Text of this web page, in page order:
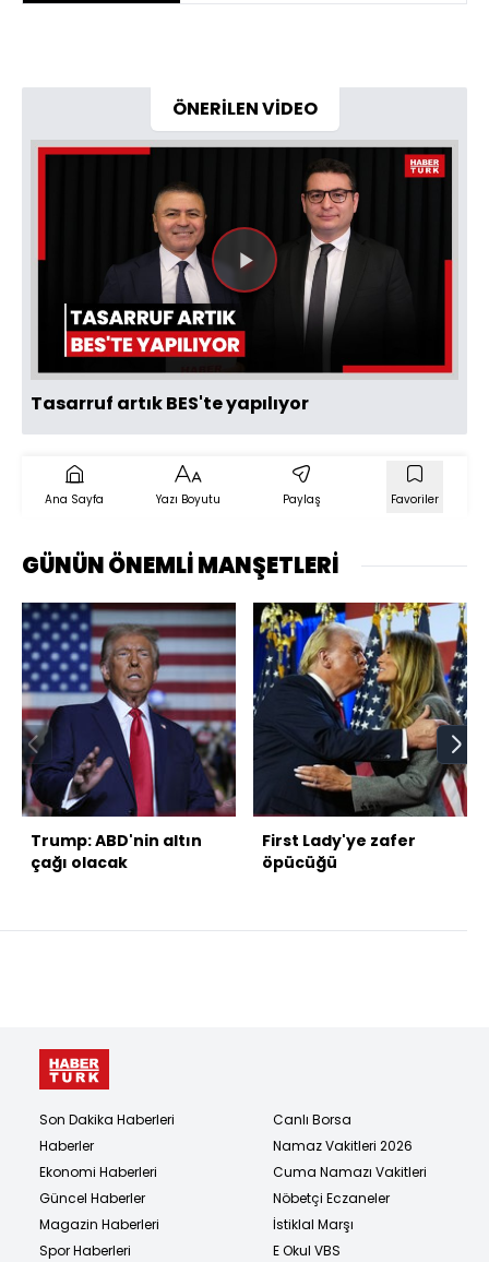
ÖNERİLEN VİDEO
Videoyu
Oynat
Tasarruf artık BES'te yapılıyor
Ana Sayfa Yazı Boyutu Paylaş Favoriler
GÜNÜN ÖNEMLİ MANŞETLERİ
Trump: ABD'nin altın
çağı olacak
First Lady'ye zafer
öpücüğü
Son Dakika Haberleri
Haberler
Ekonomi Haberleri
Güncel Haberler
Magazin Haberleri
Spor Haberleri
Canlı Borsa
Namaz Vakitleri 2026
Cuma Namazı Vakitleri
Nöbetçi Eczaneler
İstiklal Marşı
E Okul VBS